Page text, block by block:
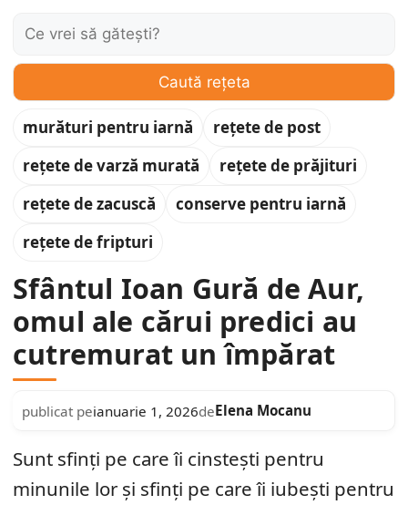
Caută:
Caută rețeta
murături pentru iarnă
rețete de post
rețete de varză murată
rețete de prăjituri
rețete de zacuscă
conserve pentru iarnă
rețete de fripturi
Sfântul Ioan Gură de Aur,
omul ale cărui predici au
cutremurat un împărat
publicat peianuarie 1, 2026deElena Mocanu
Sunt sfinți pe care îi cinstești pentru
minunile lor și sfinți pe care îi iubești pentru